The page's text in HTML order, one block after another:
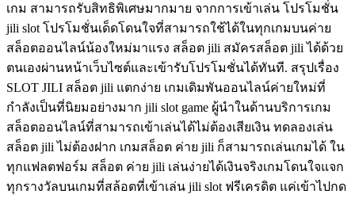
เกม สามารถรับสิทธิพิเศษมากมาย จากการเข้าเล่น โปรโมชั่น
jili slot โปรโมชั่นเด็ดโดนใจที่สามารถใช้ได้ในทุกเกมบนค่าย
สล็อตออนไลน์น้องใหม่มาแรง สล็อต jili สมัครสล็อต jili ได้ด้วย
ตนเองผ่านหน้าเว็บไซต์และเข้ารับโปรโมชั่นได้ทันที. สรุปเรื่อง
SLOT JILI สล็อต jili แตกง่าย เกมเดิมพันออนไลน์ค่ายใหม่ที่
กำลังเป็นที่นิยมอย่างมาก jili slot game ผู้นำในด้านบริการเกม
สล็อตออนไลน์ที่สามารถเข้าเล่นได้ไม่ต้องเสียเงิน ทดลองเล่น
สล็อต jili ไม่ต้องฝาก เกมสล็อต ค่าย jili ก็สามารถเล่นเกมได้ ใน
ทุกแฟลตฟอร์ม สล็อต ค่าย jili เล่นง่ายได้เงินจริงเกมโดนใจแจก
ทุกรางวัลบนเกมที่สล้อตที่เข้าเล่น jili slot ฟรีเครดิต แค่เข้าไปกด